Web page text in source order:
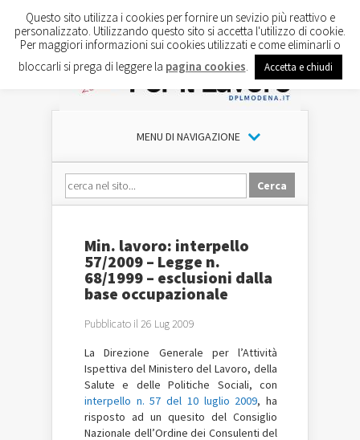
MENU DI NAVIGAZIONE
Min. lavoro: interpello
57/2009 – Legge n.
68/1999 – esclusioni dalla
base occupazionale
Pubblicato il 26 Lug 2009
La Direzione Generale per l’Attività
Ispettiva del Ministero del Lavoro, della
Salute e delle Politiche Sociali, con
interpello n. 57 del 10 luglio 2009, ha
risposto ad un quesito del Consiglio
Nazionale dell’Ordine dei Consulenti del
Questo sito utilizza i cookies per fornire un sevizio più reattivo e
personalizzato. Utilizzando questo sito si accetta l'utilizzo di cookie.
Per maggiori informazioni sui cookies utilizzati e come eliminarli o
bloccarli si prega di leggere la pagina cookies Accetta e chiudi